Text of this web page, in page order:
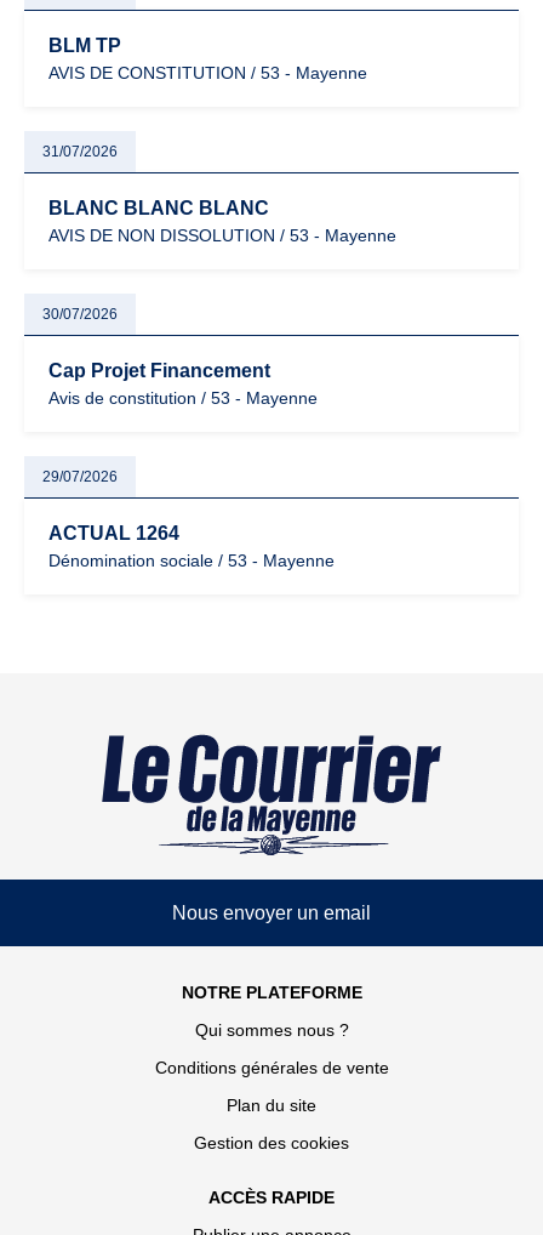
BLM TP
AVIS DE CONSTITUTION / 53 - Mayenne
31/07/2026
BLANC BLANC BLANC
AVIS DE NON DISSOLUTION / 53 - Mayenne
30/07/2026
Cap Projet Financement
Avis de constitution / 53 - Mayenne
29/07/2026
ACTUAL 1264
Dénomination sociale / 53 - Mayenne
Nous envoyer un email
NOTRE PLATEFORME
Qui sommes nous ?
Conditions générales de vente
Plan du site
Gestion des cookies
ACCÈS RAPIDE